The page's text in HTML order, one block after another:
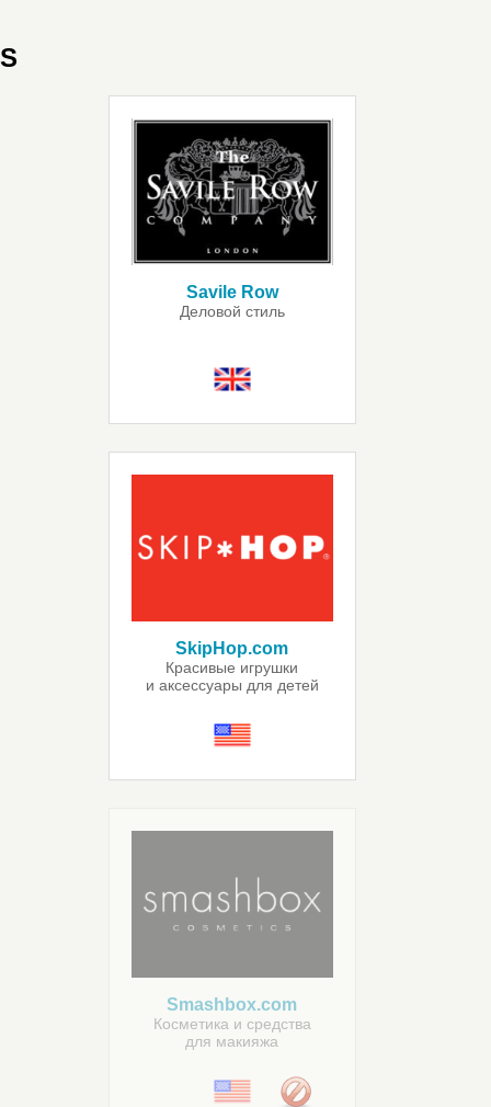
S
Savile Row
Деловой стиль
SkipHop.com
Красивые игрушки
и аксессуары для детей
Smashbox.com
Косметика и средства
для макияжа